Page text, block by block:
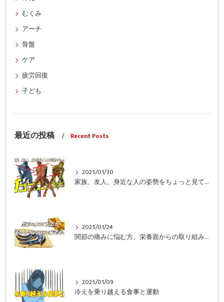
むくみ
アーチ
骨盤
ケア
疲労回復
子ども
最近の投稿 Recent Posts
2025/01/30
家族、友人、身近な人の姿勢をちょっと見てみませんか？
2025/01/24
関節の痛みに悩む方、栄養面からの取り組みも重要ですよ！
2025/01/09
冷えを乗り越える食事と運動